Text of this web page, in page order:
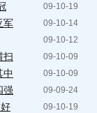
09-10-19
09-10-14
军
09-10-12
09-10-09
扫
09-10-09
中
09-09-24
强
09-10-19